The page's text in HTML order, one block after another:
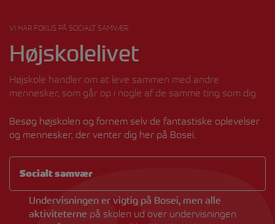
VI HAR FOKUS PÅ SOCIALT SAMVÆR
Højskolelivet
Højskole handler om at leve sammen med andre
mennesker, som går op i nogle af de samme ting som dig.
Besøg højskolen og fornem selv de fantastiske oplevelser
og mennesker, der venter dig her på Bosei.
Socialt samvær
Undervisningen er vigtig på Bosei, men alle
aktiviteterne på skolen ud over undervisningen